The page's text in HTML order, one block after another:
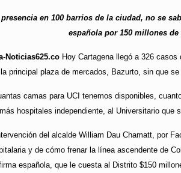
presencia en 100 barrios de la ciudad, no se
española por 150 millones
Noticias625.co Hoy Cartagena llegó a 326
principal plaza de mercados, Bazurto, sin que
camas para UCI tenemos disponibles,
hospitales independiente, al Universitario
del alcalde William Dau Chamatt, por
y de cómo frenar la línea ascendente de
española, que le cuesta al Distrito $150